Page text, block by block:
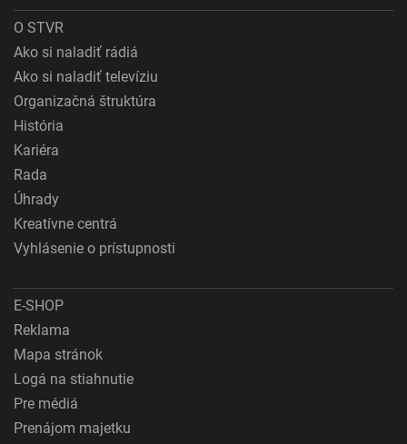
O STVR
Ako si naladiť rádiá
Ako si naladiť televíziu
Organizačná štruktúra
História
Kariéra
Rada
Úhrady
Kreatívne centrá
Vyhlásenie o prístupnosti
E-SHOP
Reklama
Mapa stránok
Logá na stiahnutie
Pre médiá
Prenájom majetku